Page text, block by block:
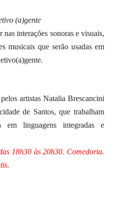
(a)gente
interações sonoras e visuais,
musicais que serão usadas em
artistas Natalia Brescancini
de Santos, que trabalham
em linguagens integradas e
18h30 às 20h30. Comedoria.